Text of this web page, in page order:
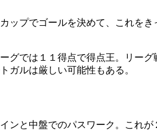
プでゴールを決めて、これをき
グでは１１得点で得点王。リー
ガルは厳しい可能性もある。
ンと中盤でのパスワーク。これ